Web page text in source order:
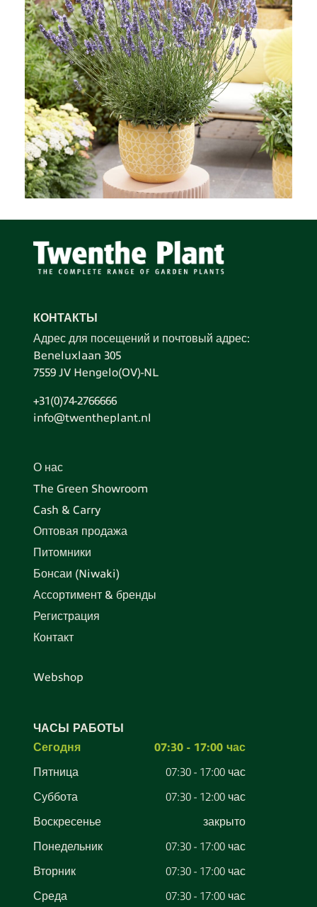
КОНТАКТЫ
Адрес для посещений и почтовый адрес:
Beneluxlaan 305
7559 JV Hengelo(OV)-NL
+31(0)74-2766666
info@twentheplant.nl
О нас
The Green Showroom
Cash & Carry
Оптовая продажа
Питомники
Бонсаи (Niwaki)
Ассортимент & бренды
Регистрация
Контакт
Webshop
ЧАСЫ РАБОТЫ
Сегодня
07:30 - 17:00 час
Пятница
07:30 - 17:00 час
Суббота
07:30 - 12:00 час
Воскресенье
закрыто
Понедельник
07:30 - 17:00 час
Вторник
07:30 - 17:00 час
Среда
07:30 - 17:00 час